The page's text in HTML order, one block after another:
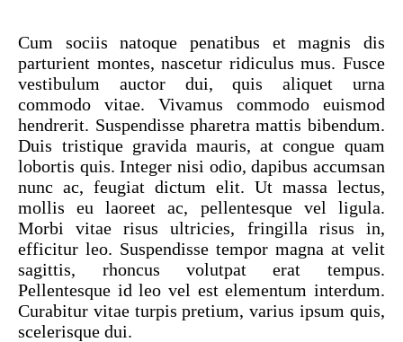
Cum sociis natoque penatibus et magnis dis
parturient montes, nascetur ridiculus mus. Fusce
vestibulum auctor dui, quis aliquet urna
commodo vitae. Vivamus commodo euismod
hendrerit. Suspendisse pharetra mattis bibendum.
Duis tristique gravida mauris, at congue quam
lobortis quis. Integer nisi odio, dapibus accumsan
nunc ac, feugiat dictum elit. Ut massa lectus,
mollis eu laoreet ac, pellentesque vel ligula.
Morbi vitae risus ultricies, fringilla risus in,
efficitur leo. Suspendisse tempor magna at velit
sagittis, rhoncus volutpat erat tempus.
Pellentesque id leo vel est elementum interdum.
Curabitur vitae turpis pretium, varius ipsum quis,
scelerisque dui.